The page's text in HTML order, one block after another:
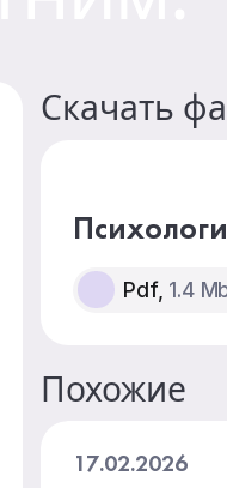
Скачать
Pdf, 1.4
Похожие
17.02.2026